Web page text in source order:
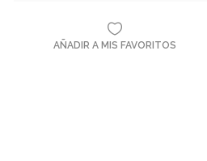
AÑADIR A MIS FAVORITOS